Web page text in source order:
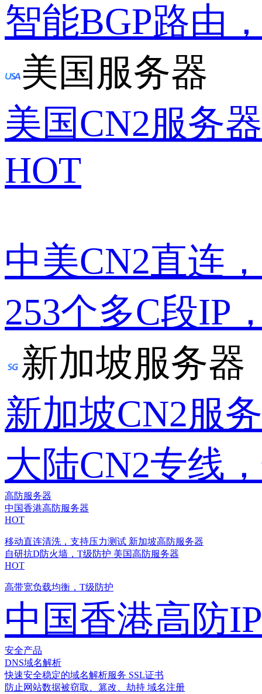
智能BGP路由
美国服务器
美国CN2服务器
HOT
中美CN2直连
253个多C段IP
新加坡服务器
新加坡CN2服
大陆CN2专线
高防服务器
中国香港高防服务器
HOT
移动直连清洗，支持压力测试 新加坡高防服务器
自研抗D防火墙，T级防护 美国高防服务器
HOT
高带宽负载均衡，T级防护
中国香港高防IP
安全产品
DNS域名解析
快速安全稳定的域名解析服务 SSL证书
防止网站数据被窃取、篡改、劫持 域名注册